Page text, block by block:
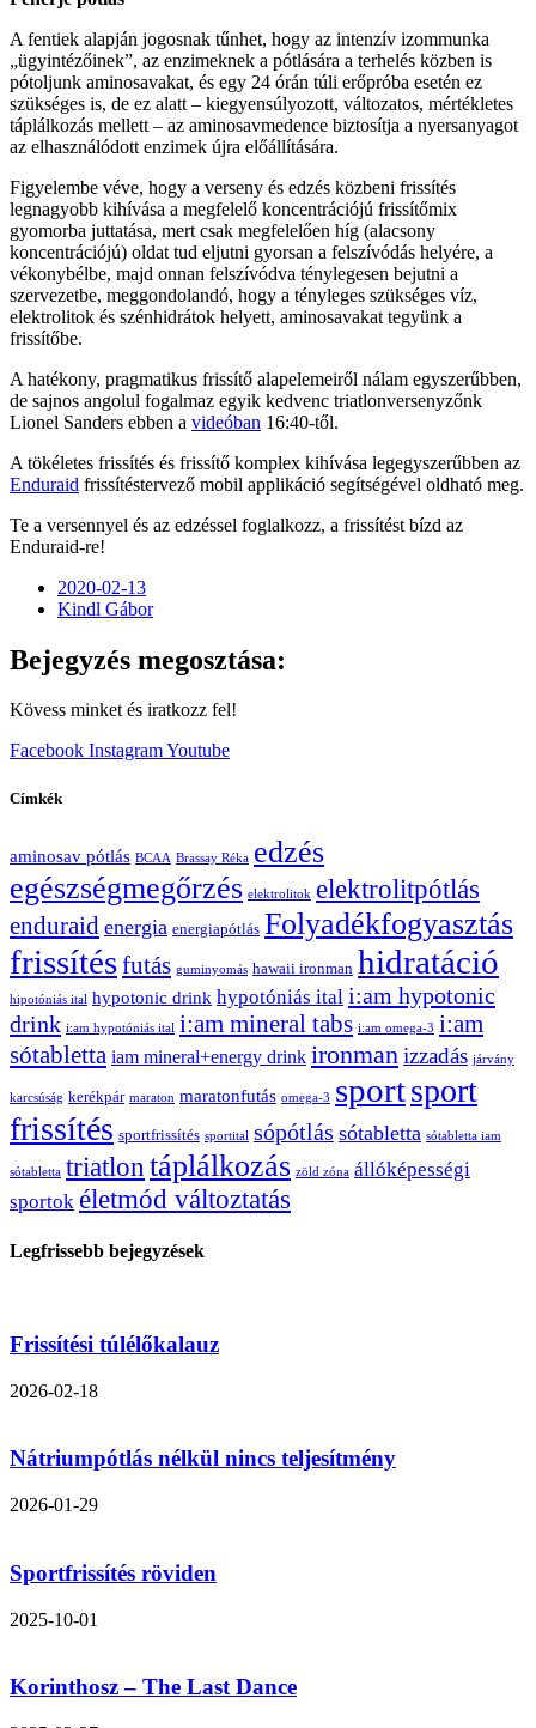
A fentiek alapján jogosnak tűnhet, hogy az intenzív izommunka
„ügyintézőinek”, az enzimeknek a pótlására a terhelés közben is
pótoljunk aminosavakat, és egy 24 órán túli erőpróba esetén ez
szükséges is, de ez alatt – kiegyensúlyozott, változatos, mértékletes
táplálkozás mellett – az aminosavmedence biztosítja a nyersanyagot
az elhasználódott enzimek újra előállítására.
Figyelembe véve, hogy a verseny és edzés közbeni frissítés
legnagyobb kihívása a megfelelő koncentrációjú frissítőmix
gyomorba juttatása, mert csak megfelelően híg (alacsony
koncentrációjú) oldat tud eljutni gyorsan a felszívódás helyére, a
vékonybélbe, majd onnan felszívódva ténylegesen bejutni a
szervezetbe, meggondolandó, hogy a tényleges szükséges víz,
elektrolitok és szénhidrátok helyett, aminosavakat tegyünk a
frissítőbe.
A hatékony, pragmatikus frissítő alapelemeiről nálam egyszerűbben,
de sajnos angolul fogalmaz egyik kedvenc triatlonversenyzőnk
Lionel Sanders ebben a videóban 16:40-től.
A tökéletes frissítés és frissítő komplex kihívása legegyszerűbben az
Enduraid frissítéstervező mobil applikáció segítségével oldható meg.
Te a versennyel és az edzéssel foglalkozz, a frissítést bízd az
Enduraid-re!
2020-02-13
Kindl Gábor
Bejegyzés megosztása:
Kövess minket és iratkozz fel!
Facebook InstagramYoutube
Címkék
aminosav pótlás BCAA Brassay Réka edzés
egészségmegőrzés elektrolitok elektrolitpótlás
enduraid energia energiapótlás Folyadékfogyasztás
frissítésfutás guminyomás hawaii ironman hidratáció
hipotóniás ital hypotonic drink hypotóniás ital i:am hypotonic
drink i:am hypotóniás ital i:am mineral tabs i:am omega-3 i:am
sótabletta iam mineral+energy drink ironman izzadás járvány
karcsúság kerékpár maraton maratonfutás omega-3 sportsport
frissítés sportfrissítés sportital sópótlás sótabletta sótabletta iam
sótabletta triatlon táplálkozás zöld zóna állóképességi
sportok életmód változtatás
Legfrissebb bejegyzések
Frissítési túlélőkalauz
2026-02-18
Nátriumpótlás nélkül nincs teljesítmény
2026-01-29
Sportfrissítés röviden
2025-10-01
Korinthosz – The Last Dance